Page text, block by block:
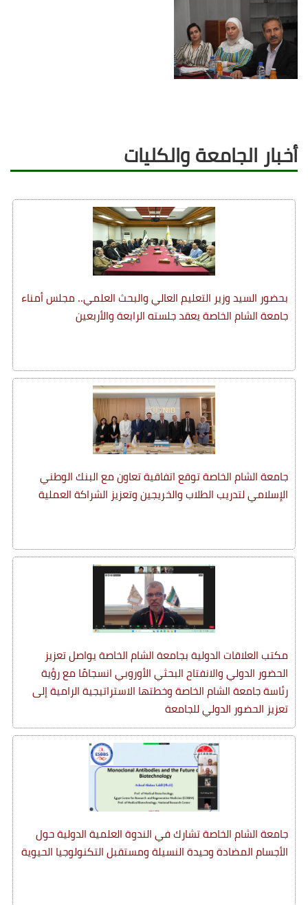
أخبار الجامعة والكليات
بحضور السيد وزير التعليم العالي والبحث العلمي.. مجلس أمناء
جامعة الشام الخاصة يعقد جلسته الرابعة والأربعين
جامعة الشام الخاصة توقع اتفاقية تعاون مع البنك الوطني
الإسلامي لتدريب الطلاب والخريجين وتعزيز الشراكة العملية
مكتب العلاقات الدولية بجامعة الشام الخاصة يواصل تعزيز
الحضور الدولي والانفتاح البحثي الأوروبي انسجامًا مع رؤية
رئاسة جامعة الشام الخاصة وخطتها الاستراتيجية الرامية إلى
تعزيز الحضور الدولي للجامعة
جامعة الشام الخاصة تشارك في الندوة العلمية الدولية حول
الأجسام المضادة وحيدة النسيلة ومستقبل التكنولوجيا الحيوية